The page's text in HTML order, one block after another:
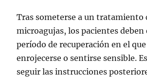
Tras someterse a un tratamiento
microagujas, los pacientes deben
período de recuperación en el
enrojecerse o sentirse sensible.
seguir las instrucciones